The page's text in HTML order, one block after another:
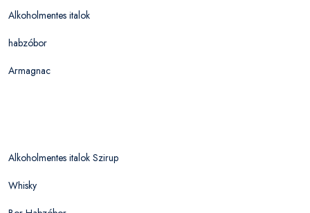
Alkoholmentes italok
habzóbor
Armagnac
Alkoholmentes italok Szirup
Whisky